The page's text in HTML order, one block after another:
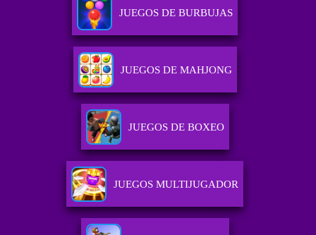
JUEGOS DE BURBUJAS
JUEGOS DE MAHJONG
JUEGOS DE BOXEO
JUEGOS MULTIJUGADOR